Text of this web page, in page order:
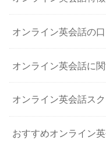
オンライン英会話の
オンライン英会話に
オンライン英会話ス
おすすめオンライン